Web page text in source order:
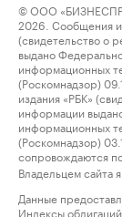
© ООО
2026. Сообщения и
(свидетельство о
выдано
информационных
(Роскомнадзор)
издания «РБК»
информации
информационных
(Роскомнадзор)
сопровождаются
Владельцем сайта
Данные
Индексы